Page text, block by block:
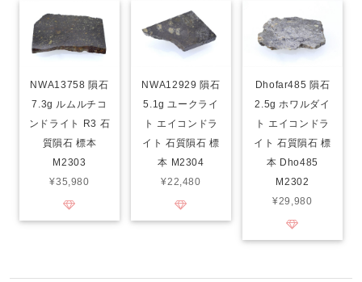
NWA13758 隕石
7.3g ルムルチコ
ンドライト R3 石
質隕石 標本
M2303
¥35,980
NWA12929 隕石
5.1g ユークライ
ト エイコンドラ
イト 石質隕石 標
本 M2304
¥22,480
Dhofar485 隕石
2.5g ホワルダイ
ト エイコンドラ
イト 石質隕石 標
本 Dho485
M2302
¥29,980